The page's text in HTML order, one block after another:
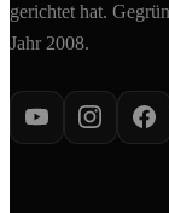
gerichtet hat.
Jahr 2008.